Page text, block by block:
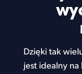
United
Dzięki tak
jest idealny na